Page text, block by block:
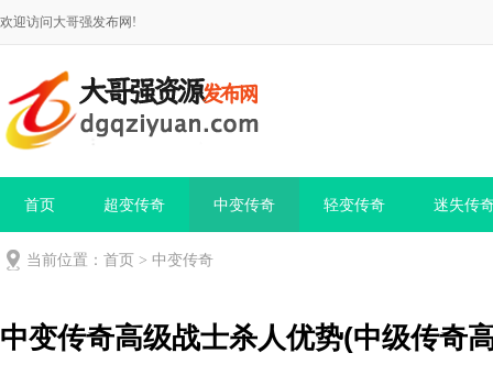
欢迎访问大哥强发布网!
首页 超变传奇 中变传奇 轻变传奇 迷失传
当前位置： 首页 > 中变传奇
中变传奇高级战士杀人优势(中级传奇